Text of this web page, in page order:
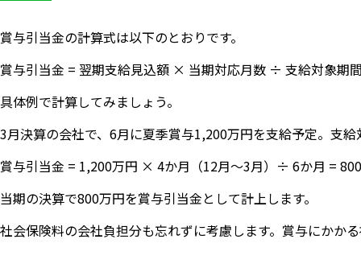
賞与引当金の計算式は以下のとおりです。
賞与引当金 = 翌期支給見込額 × 当期対応月数 ÷ 支給対象期
具体例で計算してみましょう。
3月決算の会社で、6月に夏季賞与1,200万円を支給予定。支
賞与引当金 = 1,200万円 × 4か月（12月〜3月）÷ 6か月 =
当期の決算で800万円を賞与引当金として計上します。
社会保険料の会社負担分も忘れずに考慮します。賞与にかか